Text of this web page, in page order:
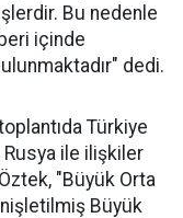
Bu nedenle
içinde
dedi.
Türkiye
Rusya ile ilişkiler
"Büyük Orta
Büyük